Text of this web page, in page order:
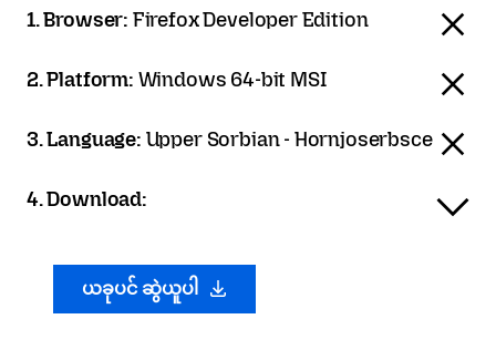
1. Browser: Firefox Developer Edition
2. Platform: Windows 64-bit MSI
3. Language: Upper Sorbian - Hornjoserbsce
4. Download:
ယခုပင် ဆွဲယူပါ